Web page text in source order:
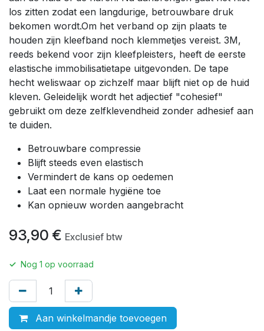
los zitten zodat een langdurige, betrouwbare druk
bekomen wordt.Om het verband op zijn plaats te
houden zijn kleefband noch klemmetjes vereist. 3M,
reeds bekend voor zijn kleefpleisters, heeft de eerste
elastische immobilisatietape uitgevonden. De tape
hecht weliswaar op zichzelf maar blijft niet op de huid
kleven. Geleidelijk wordt het adjectief "cohesief"
gebruikt om deze zelfklevendheid zonder adhesief aan
te duiden.
Betrouwbare compressie
Blijft steeds even elastisch
Vermindert de kans op oedemen
Laat een normale hygiëne toe
Kan opnieuw worden aangebracht
93,90 € Exclusief btw
✓ Nog 1 op voorraad
Aan winkelmandje toevoegen